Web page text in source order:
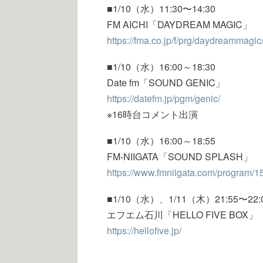
■1/10（水）11:30〜14:30
FM AICHI「DAYDREAM MAGIC」
https://fma.co.jp/f/prg/daydreammagic/
■1/10（水）16:00～18:30
Date fm「SOUND GENIC」
https://datefm.jp/pgm/genic/
※16時台コメント出演
■1/10（水）16:00～18:55
FM-NIIGATA「SOUND SPLASH」
https://www.fmniigata.com/program/
■1/10（水）、1/11（木）21:55〜
エフエム石川「HELLO FIVE BOX」
https://hellofive.jp/